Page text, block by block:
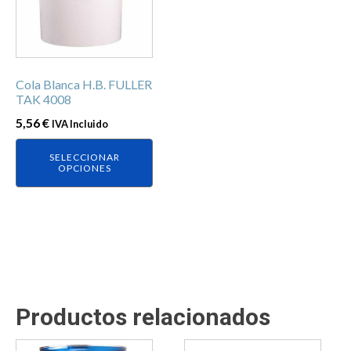
Cola Blanca H.B. FULLER
TAK 4008
5,56€ IVA Incluido
SELECCIONAR
OPCIONES
opciones
pueden
elegir
en
la
página
de
Productos relacionados